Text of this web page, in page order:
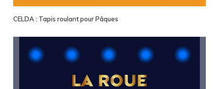
CELDA : Tapis roulant pour Pâques